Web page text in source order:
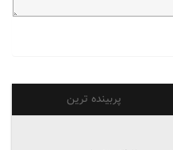
پربینده ترین